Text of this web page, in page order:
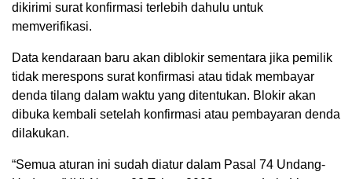
dikirimi surat konfirmasi terlebih dahulu untuk
memverifikasi.
Data kendaraan baru akan diblokir sementara jika pemilik
tidak merespons surat konfirmasi atau tidak membayar
denda tilang dalam waktu yang ditentukan. Blokir akan
dibuka kembali setelah konfirmasi atau pembayaran denda
dilakukan.
“Semua aturan ini sudah diatur dalam Pasal 74 Undang-